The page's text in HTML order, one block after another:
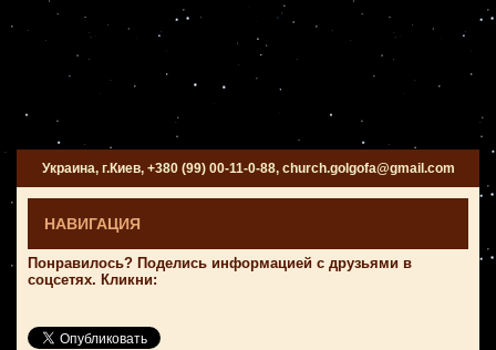
Украина, г.Киев, +380 (99) 00-11-0-88, church.golgofa@gmail.com
НАВИГАЦИЯ
Понравилось? Поделись информацией с друзьями в
соцсетях. Кликни: